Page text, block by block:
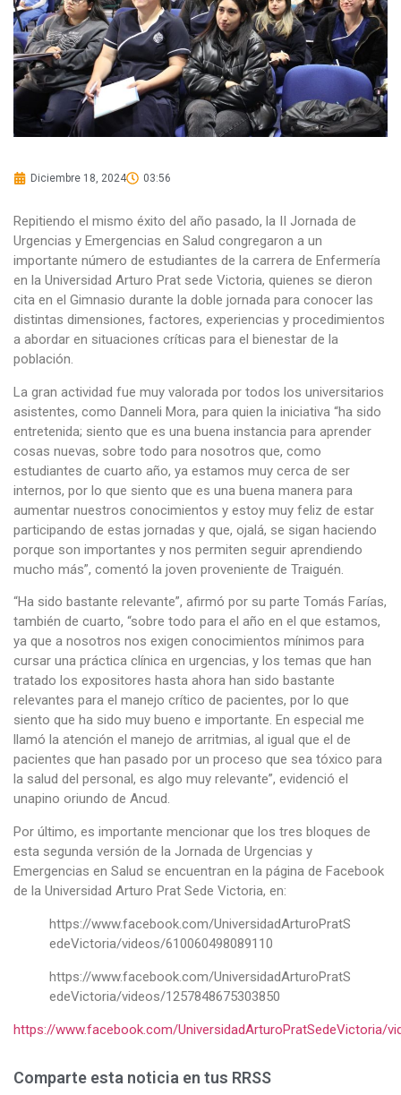
Diciembre 18, 2024 03:56
Repitiendo el mismo éxito del año pasado, la II Jornada de
Urgencias y Emergencias en Salud congregaron a un
importante número de estudiantes de la carrera de Enfermería
en la Universidad Arturo Prat sede Victoria, quienes se dieron
cita en el Gimnasio durante la doble jornada para conocer las
distintas dimensiones, factores, experiencias y procedimientos
a abordar en situaciones críticas para el bienestar de la
población.
La gran actividad fue muy valorada por todos los universitarios
asistentes, como Danneli Mora, para quien la iniciativa “ha sido
entretenida; siento que es una buena instancia para aprender
cosas nuevas, sobre todo para nosotros que, como
estudiantes de cuarto año, ya estamos muy cerca de ser
internos, por lo que siento que es una buena manera para
aumentar nuestros conocimientos y estoy muy feliz de estar
participando de estas jornadas y que, ojalá, se sigan haciendo
porque son importantes y nos permiten seguir aprendiendo
mucho más”, comentó la joven proveniente de Traiguén.
“Ha sido bastante relevante”, afirmó por su parte Tomás Farías,
también de cuarto, “sobre todo para el año en el que estamos,
ya que a nosotros nos exigen conocimientos mínimos para
cursar una práctica clínica en urgencias, y los temas que han
tratado los expositores hasta ahora han sido bastante
relevantes para el manejo crítico de pacientes, por lo que
siento que ha sido muy bueno e importante. En especial me
llamó la atención el manejo de arritmias, al igual que el de
pacientes que han pasado por un proceso que sea tóxico para
la salud del personal, es algo muy relevante”, evidenció el
unapino oriundo de Ancud.
Por último, es importante mencionar que los tres bloques de
esta segunda versión de la Jornada de Urgencias y
Emergencias en Salud se encuentran en la página de Facebook
de la Universidad Arturo Prat Sede Victoria, en:
https://www.facebook.com/UniversidadArturoPratS
edeVictoria/videos/610060498089110
https://www.facebook.com/UniversidadArturoPratS
edeVictoria/videos/1257848675303850
https://www.facebook.com/UniversidadArturoPratSedeVictoria/
Comparte esta noticia en tus RRSS